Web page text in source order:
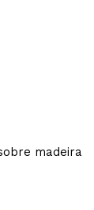
madeira